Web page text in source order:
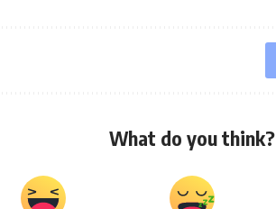
What do you think?